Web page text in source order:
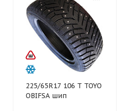
225/65R17 106 T TOYO
OBIFSA шип